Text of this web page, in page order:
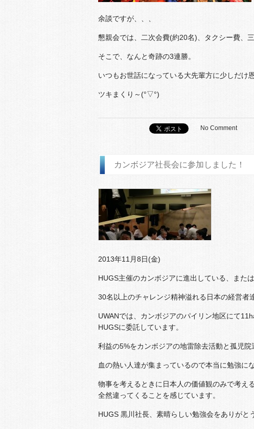
余談ですが、、、
懇親会では、二次会費(約20名)、タクシー費、
そこで、なんと奇跡の3連勝。
いつもお世話になっている大先輩方に少しだけ
ツキまくり～(°▽°)
No Comment
カンボジア社長会に参加しました！
2013年11月8日(金)
HUGS主催のカンボジアに進出している、また
30名以上のチャレンジ精神溢れる日本の経営者
UWANでは、カンボジアのパイリン地区にて
HUGSに委託しています。
利益の5%をカンボジアの地雷除去活動と孤児院
血の熱い人達が集まっているので本当に勉強に
物事を考えるときに日本人の価値観のみで考え
全然違ってくることを感じています。
HUGS 黒川社長、素晴らしい勉強会をありがと